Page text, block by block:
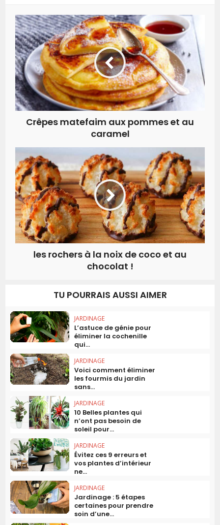
Crêpes matefaim aux pommes et au
caramel
les rochers à la noix de coco et au
chocolat !
TU POURRAIS AUSSI AIMER
JARDINAGE
L’astuce de génie pour
éliminer la cochenille
qui...
JARDINAGE
Voici comment éliminer
les fourmis du jardin
sans...
JARDINAGE
10 Belles plantes qui
n’ont pas besoin de
soleil pour...
JARDINAGE
Évitez ces 9 erreurs et
vos plantes d’intérieur
ne...
JARDINAGE
Jardinage : 5 étapes
certaines pour prendre
soin d’une...